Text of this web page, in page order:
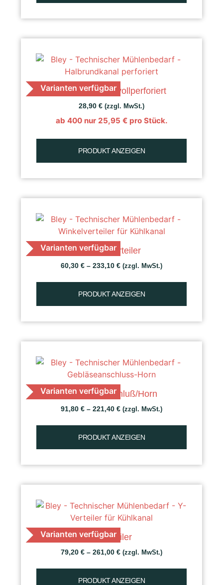
Varianten verfügbar
K 50 Getreide, vollperforiert
28,90 € (zzgl. MwSt.)
ab 400 nur 25,95 €pro Stück.
PRODUKT ANZEIGEN
Varianten verfügbar
Winkelverteiler
60,30 € – 233,10 € (zzgl. MwSt.)
PRODUKT ANZEIGEN
Varianten verfügbar
Gebläseanschluß/Horn
91,80 € – 221,40 € (zzgl. MwSt.)
PRODUKT ANZEIGEN
Varianten verfügbar
Y-Verteiler
79,20 € – 261,00 € (zzgl. MwSt.)
PRODUKT ANZEIGEN